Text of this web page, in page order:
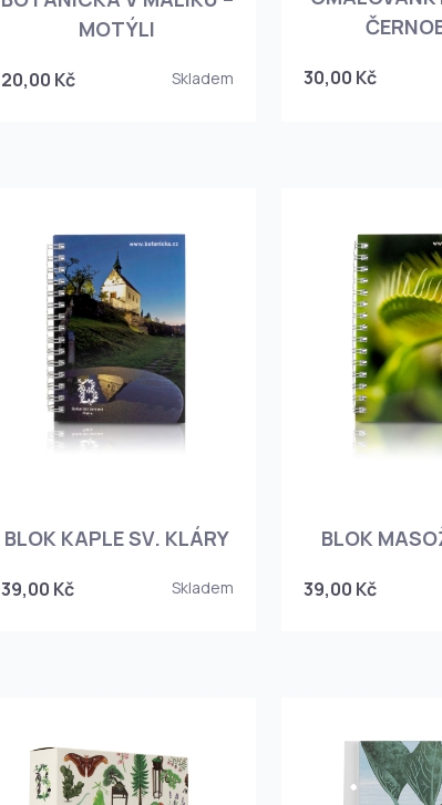
MOTÝLI
20,00 Kč Skladem 30,00 Kč
BLOK KAPLE SV. KLÁRY
39,00 Kč Skladem
BLOK
39,00 Kč